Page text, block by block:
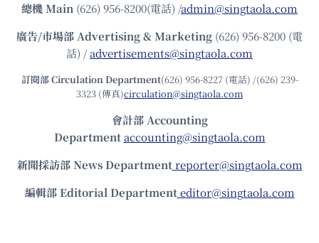
總機Main (626) 956-8200(電話) /admin@singtaola.com
廣告/市場部Advertising & Marketing (626) 956-8200 (電
話) /advertisements@singtaola.com
訂閱部 Circulation Department(626) 956-8227 (電話) /(626) 239-
3323 (傳真)circulation@singtaola.com
會計部 Accounting
Department accounting@singtaola.com
新聞採訪部 News Department reporter@singtaola.com
編輯部 Editorial Department editor@singtaola.com